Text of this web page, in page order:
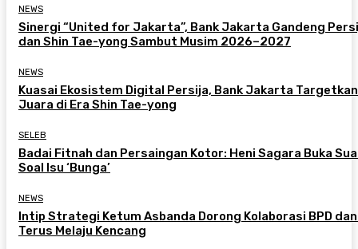
NEWS
Sinergi “United for Jakarta”, Bank Jakarta Gandeng
dan Shin Tae-yong Sambut Musim 2026–2027
NEWS
Kuasai Ekosistem Digital Persija, Bank Jakarta Targetkan
Juara di Era Shin Tae-yong
SELEB
Badai Fitnah dan Persaingan Kotor: Heni Sagara Buka
Soal Isu ‘Bunga’
NEWS
Intip Strategi Ketum Asbanda Dorong Kolaborasi BPD dan
Terus Melaju Kencang